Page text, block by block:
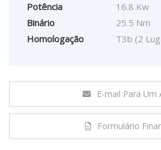
Potência
16.8 Kw
Binário
25.5 Nm
Homologação
T3b (2
E-mail Para Um
Formulário